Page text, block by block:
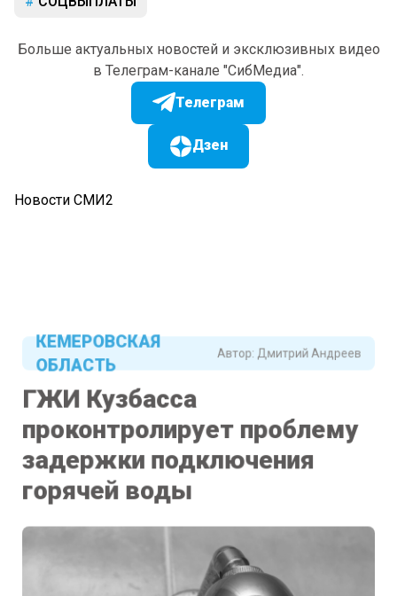
Больше актуальных новостей и эксклюзивных видео
в Телеграм-канале "СибМедиа".
Телеграм
Дзен
Новости СМИ2
ГЖИ Кузбасса
проконтролирует проблему
задержки подключения
горячей воды